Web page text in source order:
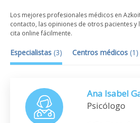
Los mejores profesionales médicos en
contacto, las opiniones de otros pacientes
cita online fácilmente.
Especialistas (3) Centros médicos (1 )
Ana Isabel
Psicólogo